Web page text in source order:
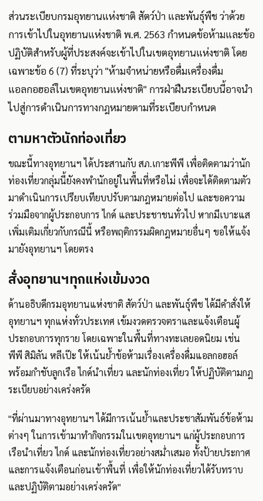
ส่วนระเบียบกรมอุทยานแห่งชาติ สัตว์ป่า และพันธุ์พืช ว่าด้วย
การเข้าไปในอุทยานแห่งชาติ พ.ศ. 2563 กำหนดข้อห้ามและข้อ
ปฏิบัติสำหรับผู้ที่ประสงค์จะเข้าไปในเขตอุทยานแห่งชาติ โดย
เฉพาะข้อ 6 (7) ที่ระบุว่า "ห้ามจำหน่ายหรือดื่มเครื่องดื่ม
แอลกอฮอล์ในเขตอุทยานแห่งชาติ" การฝ่าฝืนระเบียบนี้อาจนำ
ไปสู่การดำเนินการทางกฎหมายตามที่ระเบียบกำหนด
ตามหาตัวนักท่องเที่ยว
ขณะนี้ทางอุทยานฯ ได้ประสานกับ สภ.เกาะพีพี เพื่อติดตามว่านัก
ท่องเที่ยวกลุ่มนี้ยังคงพำนักอยู่ในพื้นที่หรือไม่ เพื่อจะได้ติดตามตัว
มาดำเนินการเปรียบเทียบปรับตามกฎหมายต่อไป และขอความ
ร่วมมือจากผู้ประกอบการ ไกด์ และประชาชนทั่วไป หากมีเบาะแส
เพิ่มเติมเกี่ยวกับกรณีนี้ หรือพฤติกรรมผิดกฎหมายอื่นๆ ขอให้แจ้ง
มายังอุทยานฯ โดยตรง
สั่งอุทยานฯทุกแห่งเข้มงวด
ด้านอธิบดีกรมอุทยานแห่งชาติ สัตว์ป่า และพันธุ์พืช ได้มีคำสั่งให้
อุทยานฯ ทุกแห่งทั่วประเทศ เข้มงวดตรวจตราและแจ้งเตือนผู้
ประกอบการทุกราย โดยเฉพาะในพื้นที่ทางทะเลยอดนิยม เช่น
พีพี สิมิลัน หลีเป๊ะ ให้เน้นย้ำข้อห้ามเรื่องเครื่องดื่มแอลกอฮอล์
พร้อมกำชับลูกเรือ ไกด์นำเที่ยว และนักท่องเที่ยว ให้ปฏิบัติตามกฎ
ระเบียบอย่างเคร่งครัด
"ที่ผ่านมาทางอุทยานฯ ได้มีการเน้นย้ำและประชาสัมพันธ์ข้อห้าม
ต่างๆ ในการเข้ามาทำกิจกรรมในเขตอุทยานฯ แก่ผู้ประกอบการ
เรือนำเที่ยว ไกด์ และนักท่องเที่ยวอย่างสม่ำเสมอ ทั้งป้ายประกาศ
และการแจ้งเตือนก่อนเข้าพื้นที่ เพื่อให้นักท่องเที่ยวได้รับทราบ
และปฏิบัติตามอย่างเคร่งครัด"